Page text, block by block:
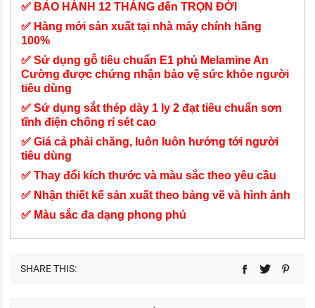
✅ BẢO HÀNH 12 THÁNG đến TRỌN ĐỜI
✅ Hàng mới sản xuất tại nhà máy chính hãng
100%
✅ Sử dụng gỗ tiêu chuẩn E1 phủ Melamine An
Cường được chứng nhận bảo vệ sức khỏe người
tiêu dùng
✅ Sử dụng sắt thép dày 1 ly 2 đạt tiêu chuẩn sơn
tĩnh điện chống rỉ sét cao
✅ Giá cả phải chăng, luôn luôn hướng tới người
tiêu dùng
✅ Thay đổi kích thước và màu sắc theo yêu cầu
✅ Nhận thiết kế sản xuất theo bảng vẽ và hình ảnh
✅ Màu sắc đa dạng phong phú
SHARE THIS: